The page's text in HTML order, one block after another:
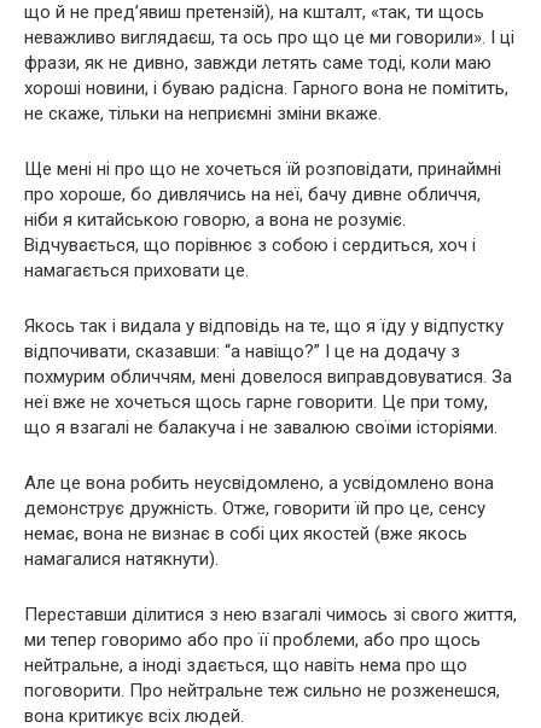
що й не пред’явиш претензій), на кшталт, «так, ти щось
неважливо виглядаєш, та ось про що це ми говорили». І ці
фрази, як не дивно, завжди летять саме тоді, коли маю
хороші новини, і буваю радісна. Гарного вона не помітить,
не скаже, тільки на неприємні зміни вкаже.
Ще мені ні про що не хочеться їй розповідати, принаймні
про хороше, бо дивлячись на неї, бачу дивне обличчя,
ніби я китайською говорю, а вона не розуміє.
Відчувається, що порівнює з собою і сердиться, хоч і
намагається приховати це.
Якось так і видала у відповідь на те, що я їду у відпустку
відпочивати, сказавши: “а навіщо?” І це на додачу з
похмурим обличчям, мені довелося виправдовуватися. За
неї вже не хочеться щось гарне говорити. Це при тому,
що я взагалі не балакуча і не завалюю своїми історіями.
Але це вона робить неусвідомлено, а усвідомлено вона
демонструє дружність. Отже, говорити їй про це, сенсу
немає, вона не визнає в собі цих якостей (вже якось
намагалися натякнути).
Переставши ділитися з нею взагалі чимось зі свого життя,
ми тепер говоримо або про її проблеми, або про щось
нейтральне, а іноді здається, що навіть нема про що
поговорити. Про нейтральне теж сильно не розженешся,
вона критикує всіх людей.